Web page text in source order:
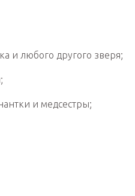
и любого другого зверя;
и медсестры;